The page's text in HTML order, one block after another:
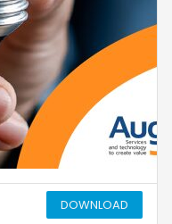
DOWNLOAD